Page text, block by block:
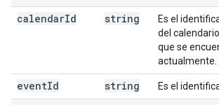
calendarId string
Es el
del
que se
actualmente.
eventId string Es el